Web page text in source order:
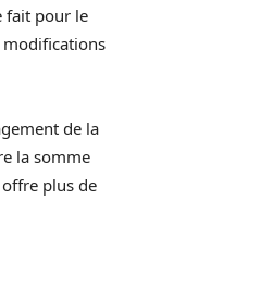
fait pour le
modifications
de la
la somme
plus de